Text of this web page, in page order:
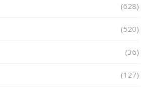
(628)
(520)
(36)
(127)